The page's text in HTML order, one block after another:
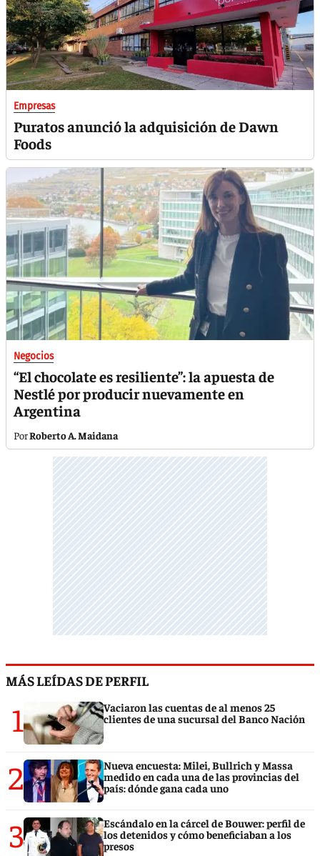
Empresas
Puratos anunció la adquisición de Dawn
Foods
Negocios
“El chocolate es resiliente”: la apuesta de
Nestlé por producir nuevamente en
Argentina
Roberto A. Maidana
MÁS LEÍDAS DE PERFIL
1
Vaciaron las cuentas de al menos 25
clientes de una sucursal del Banco Nación
2
Nueva encuesta: Milei, Bullrich y Massa
medido en cada una de las provincias del
país: dónde gana cada uno
3
Escándalo en la cárcel de Bouwer: perfil de
los detenidos y cómo beneficiaban a los
presos